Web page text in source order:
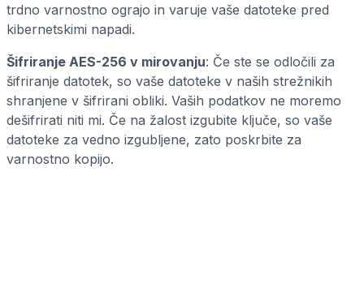
trdno varnostno ograjo in varuje vaše datoteke pred
kibernetskimi napadi.
Šifriranje AES-256 v mirovanju: Če ste se odločili za
šifriranje datotek, so vaše datoteke v naših strežnikih
shranjene v šifrirani obliki. Vaših podatkov ne moremo
dešifrirati niti mi. Če na žalost izgubite ključe, so vaše
datoteke za vedno izgubljene, zato poskrbite za
varnostno kopijo.